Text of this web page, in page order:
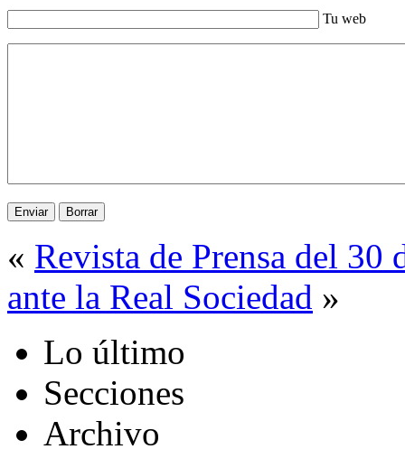
Tu web
« Revista de Prensa del 30
ante la Real Sociedad »
Lo último
Secciones
Archivo